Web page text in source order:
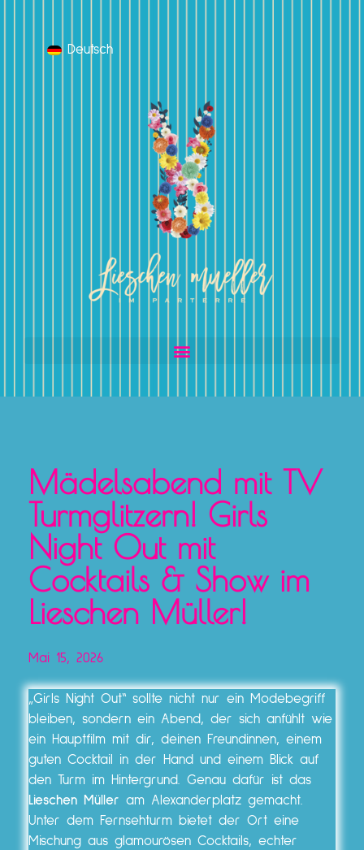
Deutsch
Mädelsabend mit TV
Turmglitzern! Girls
Night Out mit
Cocktails & Show im
Lieschen Müller!
Mai 15, 2026
„Girls Night Out“ sollte nicht nur ein Modebegriff
bleiben, sondern ein Abend, der sich anfühlt wie
ein Hauptfilm mit dir, deinen Freundinnen, einem
guten Cocktail in der Hand und einem Blick auf
den Turm im Hintergrund. Genau dafür ist das
Lieschen Müller am Alexanderplatz gemacht.
Unter dem Fernsehturm bietet der Ort eine
Mischung aus glamourösen Cocktails, echter